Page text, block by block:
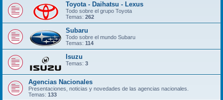
Toyota - Daihatsu - Lexus
Todo sobre el grupo Toyota
Temas: 262
Subaru
Todo sobre el mundo Subaru
Temas: 114
Isuzu
Temas: 3
Agencias Nacionales
Presentaciones, noticias y novedades de las agencias nacionales.
Temas: 133